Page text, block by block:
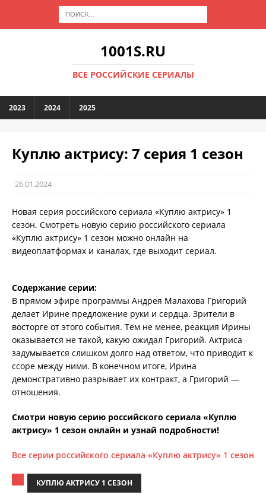
1001S.RU
ВСЕ РОССИЙСКИЕ СЕРИАЛЫ
2023 2024 2025
Куплю актрису: 7 серия 1 сезон
26.01.2024
Новая серия российского сериала «Куплю актрису» 1
сезон. Смотреть новую серию российского сериала
«Куплю актрису» 1 сезон можно онлайн на
видеоплатформах и каналах, где выходит сериал.
Содержание серии:
В прямом эфире программы Андрея Малахова Григорий
делает Ирине предложение руки и сердца. Зрители в
восторге от этого события. Тем не менее, реакция Ирины
оказывается не такой, какую ожидал Григорий. Актриса
задумывается слишком долго над ответом, что приводит к
ссоре между ними. В конечном итоге, Ирина
демонстративно разрывает их контракт, а Григорий —
отношения.
Смотри новую серию российского сериала «Куплю
актрису» 1 сезон онлайн и узнай подробности!
Все серии российского сериала «Куплю актрису» 1 сезон
КУПЛЮ АКТРИСУ 1 СЕЗОН